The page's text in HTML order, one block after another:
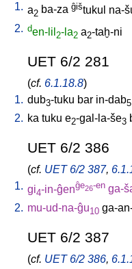
1. a2 ba-za ĝištukul na-
2. den-lil 2-la2 a2-taḫ-ni
UET 6/2 281
(cf. 6.1.18.8)
1. dub3-tuku bar in-dab5
2. ka tuku e2-gal-la-še3
UET 6/2 386
(cf. UET 6/2 387,
1. gi4-in-ĝenĝe26-en ga-
2. mu-ud-na-ĝu10 ga-
UET 6/2 387
(cf. UET 6/2 386,